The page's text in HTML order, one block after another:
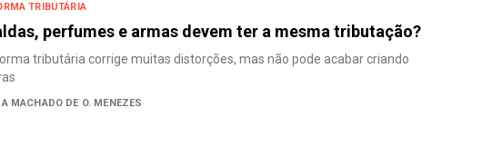
TRIBUTÁRIA
perfumes e armas devem ter a mesma tributação?
tributária corrige muitas distorções, mas não pode acabar criando
MACHADO DE O. MENEZES